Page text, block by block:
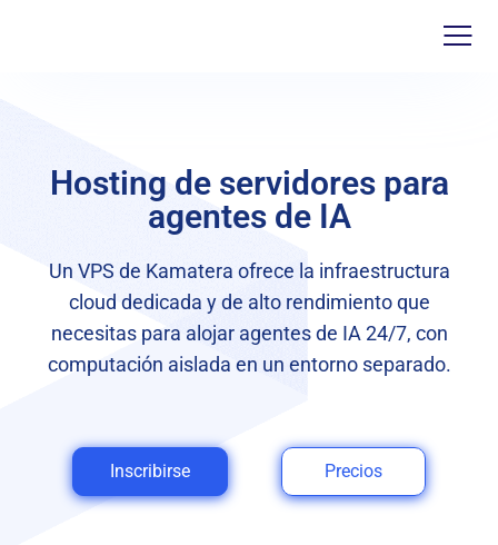
Hosting de servidores para
agentes de IA
Un VPS de Kamatera ofrece la infraestructura
cloud dedicada y de alto rendimiento que
necesitas para alojar agentes de IA 24/7, con
computación aislada en un entorno separado.
Inscribirse Precios